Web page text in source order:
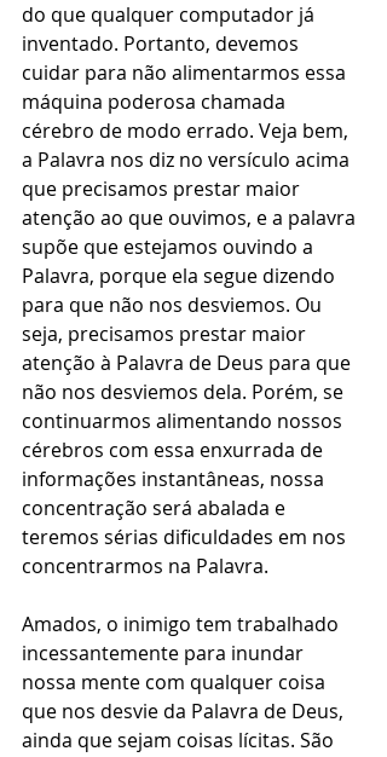
do que qualquer computador já
inventado. Portanto, devemos
cuidar para não alimentarmos essa
máquina poderosa chamada
cérebro de modo errado. Veja bem,
a Palavra nos diz no versículo acima
que precisamos prestar maior
atenção ao que ouvimos, e a palavra
supõe que estejamos ouvindo a
Palavra, porque ela segue dizendo
para que não nos desviemos. Ou
seja, precisamos prestar maior
atenção à Palavra de Deus para que
não nos desviemos dela. Porém, se
continuarmos alimentando nossos
cérebros com essa enxurrada de
informações instantâneas, nossa
concentração será abalada e
teremos sérias dificuldades em nos
concentrarmos na Palavra.
Amados, o inimigo tem trabalhado
incessantemente para inundar
nossa mente com qualquer coisa
que nos desvie da Palavra de Deus,
ainda que sejam coisas lícitas. São